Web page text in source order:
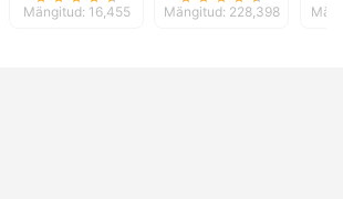
Mängitud: 16,455 Mängitud: 228,398